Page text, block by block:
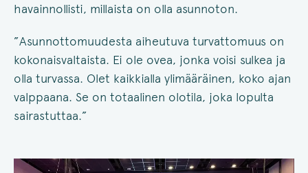
havainnollisti, millaista on olla asunnoton.
”Asunnottomuudesta aiheutuva turvattomuus on
kokonaisvaltaista. Ei ole ovea, jonka voisi sulkea ja
olla turvassa. Olet kaikkialla ylimääräinen, koko ajan
valppaana. Se on totaalinen olotila, joka lopulta
sairastuttaa.”